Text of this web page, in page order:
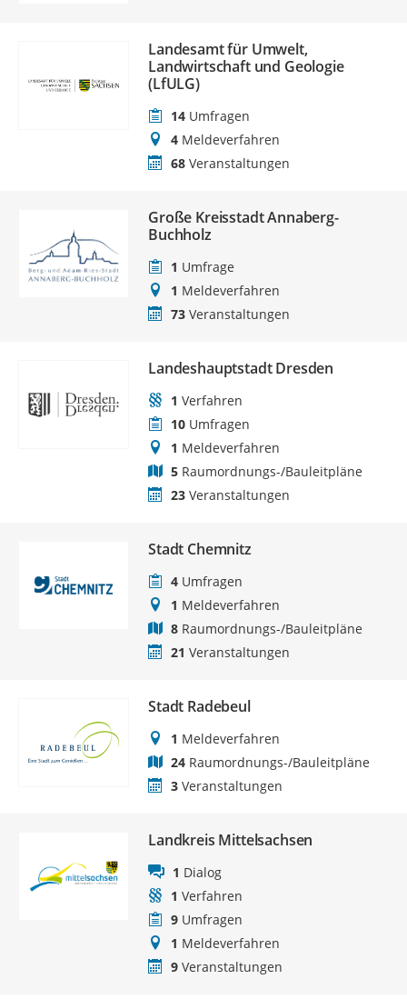
Landesamt für Umwelt,
Landwirtschaft und Geologie
(LfULG)
14 Umfragen
4 Meldeverfahren
68 Veranstaltungen
Große Kreisstadt Annaberg-
Buchholz
1 Umfrage
1 Meldeverfahren
73 Veranstaltungen
Landeshauptstadt Dresden
1 Verfahren
10 Umfragen
1 Meldeverfahren
5 Raumordnungs-/Bauleitpläne
23 Veranstaltungen
Stadt Chemnitz
4 Umfragen
1 Meldeverfahren
8 Raumordnungs-/Bauleitpläne
21 Veranstaltungen
Stadt Radebeul
1 Meldeverfahren
24 Raumordnungs-/Bauleitpläne
3 Veranstaltungen
Landkreis Mittelsachsen
1 Dialog
1 Verfahren
9 Umfragen
1 Meldeverfahren
9 Veranstaltungen